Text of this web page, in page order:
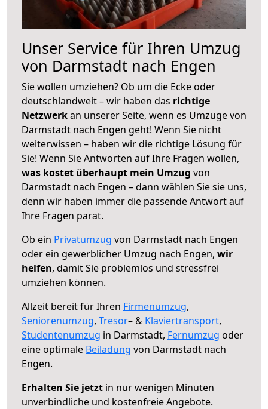
Unser Service für Ihren Umzug
von Darmstadt nach Engen
Sie wollen umziehen? Ob um die Ecke oder
deutschlandweit – wir haben das richtige
Netzwerkan unserer Seite, wenn es Umzüge von
Darmstadt nach Engen geht! Wenn Sie nicht
weiterwissen – haben wir die richtige Lösung für
Sie! Wenn Sie Antworten auf Ihre Fragen wollen,
was kostet überhaupt mein Umzug von
Darmstadt nach Engen – dann wählen Sie sie uns,
denn wir haben immer die passende Antwort auf
Ihre Fragen parat.
Ob ein Privatumzug von Darmstadt nach Engen
oder ein gewerblicher Umzug nach Engen, wir
helfen, damit Sie problemlos und stressfrei
umziehen können.
Allzeit bereit für Ihren Firmenumzug,
Seniorenumzug, Tresor– & Klaviertransport,
Studentenumzug in Darmstadt, Fernumzug oder
eine optimale Beiladung von Darmstadt nach
Engen.
Erhalten Sie jetzt in nur wenigen Minuten
unverbindliche und kostenfreie Angebote.